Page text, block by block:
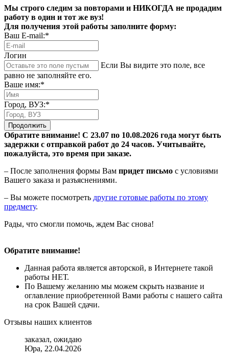
Мы строго следим за повторами и НИКОГДА не продадим
работу в один и тот же вуз!
Для получения этой работы заполните форму:
Ваш E-mail:*
Логин
Если Вы видите это поле, все
равно не заполняйте его.
Ваше имя:*
Город, ВУЗ:*
Продолжить
Обратите внимание! С 23.07 по 10.08.2026 года могут быть
задержки с отправкой работ до 24 часов. Учитывайте,
пожалуйста, это время при заказе.
– После заполнения формы Вам придет письмо с условиями
Вашего заказа и разъяснениями.
– Вы можете посмотреть другие готовые работы по этому
предмету.
Рады, что смогли помочь, ждем Вас снова!
Обратите внимание!
Данная работа является авторской, в Интернете такой
работы НЕТ.
По Вашему желанию мы можем скрыть название и
оглавление приобретенной Вами работы с нашего сайта
на срок Вашей сдачи.
Отзывы наших клиентов
заказал, ожидаю
Юра, 22.04.2026